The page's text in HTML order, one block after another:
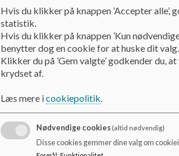
Emneuge på tværs
Vi understøtter en
Traditioner som
Vi vægter et tæt,
Hvorfor:
Samarbejdet mellem
gensidig
Hvis du klikker på knappen ’Accepter
statistik.
Hvis du klikker på knappen ’Kun
benytter dog en cookie for at huske dit valg.
Klikker du på ’Gem valgte’ godkender du,
krydset af.
Læs mere icookiepolitik.
Nødvendige cookies(altid nødvendig)
Disse cookies gemmer dine valg om